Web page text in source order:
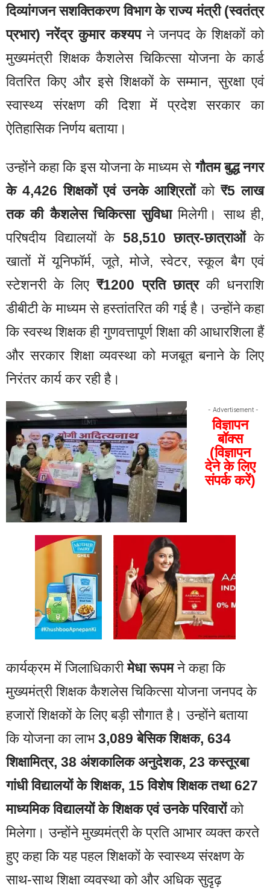
दिव्यांगजन सशक्तिकरण विभाग के राज्य मंत्री (स्वतंत्र
प्रभार) नरेंद्र कुमार कश्यपने जनपद के शिक्षकों को
मुख्यमंत्री शिक्षक कैशलेस चिकित्सा योजना के कार्ड
वितरित किए और इसे शिक्षकों के सम्मान, सुरक्षा एवं
स्वास्थ्य संरक्षण की दिशा में प्रदेश सरकार का
ऐतिहासिक निर्णय बताया।
उन्होंने कहा कि इस योजना के माध्यम सेगौतम बुद्ध नगर
के 4,426 शिक्षकों एवं उनके आश्रितोंको ₹5 लाख
तक की कैशलेस चिकित्सा सुविधामिलेगी। साथ ही,
परिषदीय विद्यालयों के 58,510 छात्र-छात्राओंके
खातों में यूनिफॉर्म, जूते, मोजे, स्वेटर, स्कूल बैग एवं
स्टेशनरी के लिए₹1200 प्रति छात्रकी धनराशि
डीबीटी के माध्यम से हस्तांतरित की गई है। उन्होंने कहा
कि स्वस्थ शिक्षक ही गुणवत्तापूर्ण शिक्षा की आधारशिला हैं
और सरकार शिक्षा व्यवस्था को मजबूत बनाने के लिए
निरंतर कार्य कर रही है।
- Advertisement -
विज्ञापन
बॉक्स
(विज्ञापन
देने के लिए
संपर्क करें)
कार्यक्रम में जिलाधिकारीमेधा रूपमने कहा कि
मुख्यमंत्री शिक्षक कैशलेस चिकित्सा योजना जनपद के
हजारों शिक्षकों के लिए बड़ी सौगात है। उन्होंने बताया
कि योजना का लाभ3,089 बेसिक शिक्षक, 634
शिक्षामित्र, 38 अंशकालिक अनुदेशक, 23 कस्तूरबा
गांधी विद्यालयों के शिक्षक, 15 विशेष शिक्षक तथा 627
माध्यमिक विद्यालयों के शिक्षक एवं उनके परिवारोंको
मिलेगा। उन्होंने मुख्यमंत्री के प्रति आभार व्यक्त करते
हुए कहा कि यह पहल शिक्षकों के स्वास्थ्य संरक्षण के
साथ-साथ शिक्षा व्यवस्था को और अधिक सुदृढ़